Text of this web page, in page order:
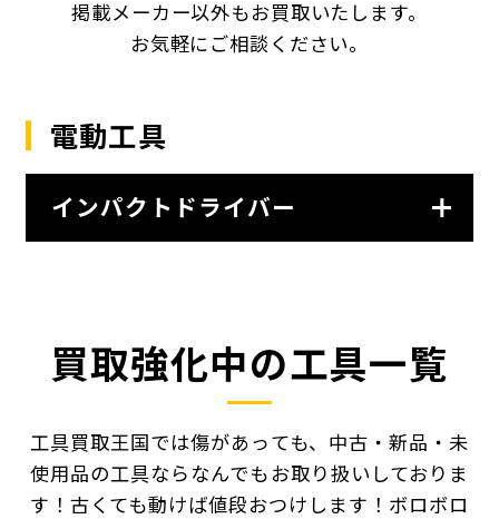
掲載メーカー以外もお買取いたします。
お気軽にご相談ください。
電動工具
インパクトドライバー
買取強化中の工具一覧
工具買取王国では傷があっても、中古・新品・未
使用品の工具ならなんでもお取り扱いしておりま
す！ 古くても動けば値段おつけします！ボロボロ